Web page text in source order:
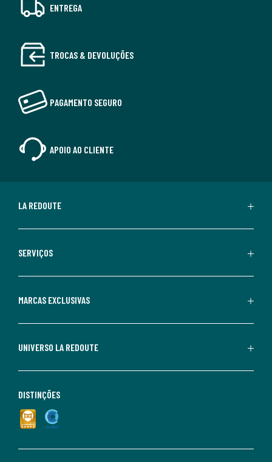
ENTREGA
TROCAS & DEVOLUÇÕES
PAGAMENTO SEGURO
APOIO AO CLIENTE
LA REDOUTE
SERVIÇOS
MARCAS EXCLUSIVAS
UNIVERSO LA REDOUTE
DISTINÇÕES